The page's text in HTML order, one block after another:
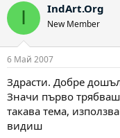
I IndArt.Org
New Member
6 Май 2007
Здрасти. Добре
Значи първо
такава тема,
видиш